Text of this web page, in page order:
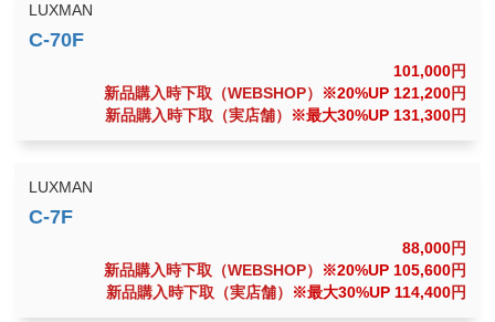
LUXMAN
101,000円
新品購入時下取（WEBSHOP）
※20%UP 121,200円
新品購入時下取（実店舗）
※最大30%UP 131,300円
LUXMAN
88,000円
新品購入時下取（WEBSHOP）
※20%UP 105,600円
新品購入時下取（実店舗）
※最大30%UP 114,400円